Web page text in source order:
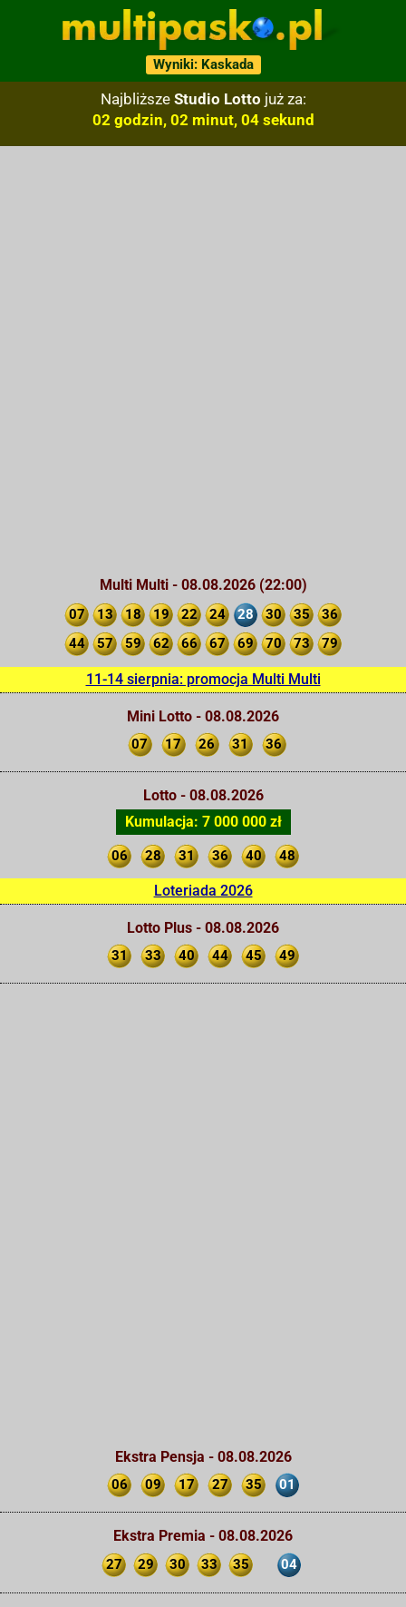
Wyniki: Kaskada
Najbliższe Studio Lotto już za:
02 godzin, 02 minut, 03 sekund
Multi Multi - 08.08.2026 (22:00)
07 13 18 19 22 24 28 30 35
36
44
57 59 62 66 67 69 70 73 79
11-14 sierpnia: promocja Multi Multi
Mini Lotto - 08.08.2026
07 17 26 31 36
Lotto - 08.08.2026
Kumulacja: 7 000 000 zł
06 28 31 36 40 48
Loteriada 2026
Lotto Plus - 08.08.2026
31 33 40 44 45 49
Ekstra Pensja - 08.08.2026
06 09 17 27 35 01
Ekstra Premia - 08.08.2026
27 29 30 33 35 04